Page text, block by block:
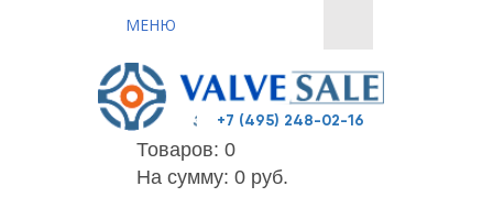
МЕНЮ
+7 (495) 248-02-16
Товаров: 0
На сумму: 0 руб.